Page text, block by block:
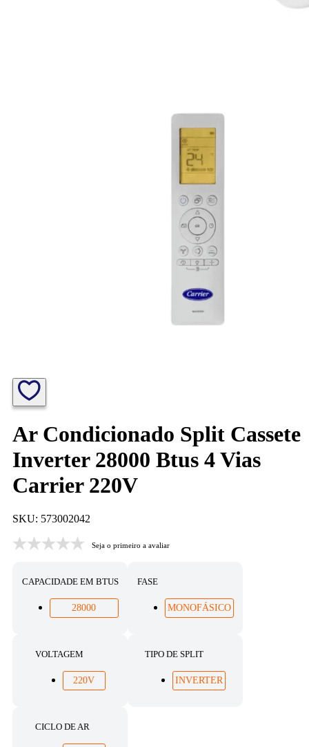
Ar Condicionado Split Cassete
Inverter 28000 Btus 4 Vias
Carrier 220V
SKU: 573002042
Seja o primeiro a avaliar
CAPACIDADE EM BTUS
28000
FASE
MONOFÁSICO
VOLTAGEM
220V
TIPO DE SPLIT
INVERTER
CICLO DE AR